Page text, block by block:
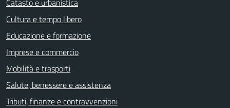
Cultura e tempo libero
Educazione e formazione
Imprese e commercio
Mobilità e trasporti
Salute, benessere e assistenza
Tributi, finanze e contravvenzioni